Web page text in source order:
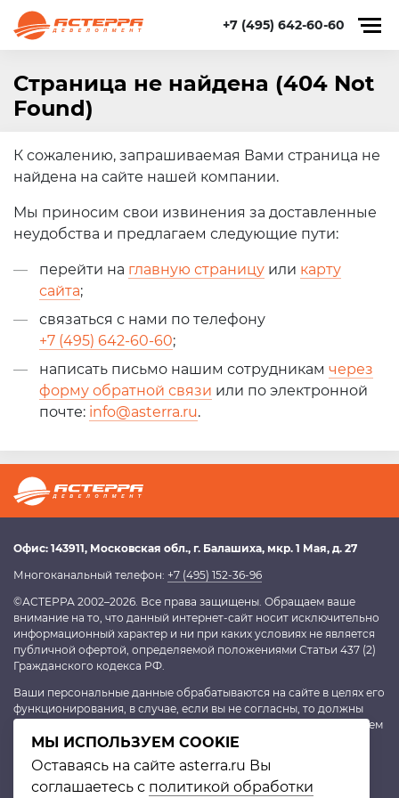
+7 (495) 642-60-60
Страница не найдена (404 Not
Found)
К сожалению, запрашиваемая Вами страница не
найдена на сайте нашей компании.
Мы приносим свои извинения за доставленные
неудобства и предлагаем следующие пути:
перейти на главную страницуили карту
сайта;
связаться с нами по телефону
+7 (495) 642-60-60;
написать письмо нашим сотрудникам через
форму обратной связи или по электронной
почте: info@asterra.ru.
Офис: 143911, Московская обл., г. Балашиха, мкр. 1 Мая, д. 27
Многоканальный телефон: +7 (495) 152-36-96
©АСТЕРРА 2002–2026. Все права защищены. Обращаем ваше
внимание на то, что данный интернет-сайт носит исключительно
информационный характер и ни при каких условиях не является
публичной офертой, определяемой положениями Статьи 437 (2)
Гражданского кодекса РФ.
Ваши персональные данные обрабатываются на сайте в целях его
функционирования, в случае, если вы не согласны, то должны
покинуть сайт. В противном случае это будет являться согласием
на обработку персональных данных, согласно
конфиденциальности
МЫ ИСПОЛЬЗУЕМ COOKIE
Оставаясь на сайте asterra.ru Вы
соглашаетесь с политикой обработки